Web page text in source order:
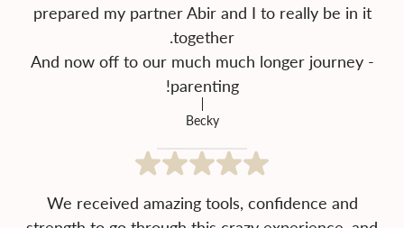
prepared my partner Abir and I to really be in it
And now off to our much much longer journey -
parenting!
Becky
We received amazing tools, confidence and